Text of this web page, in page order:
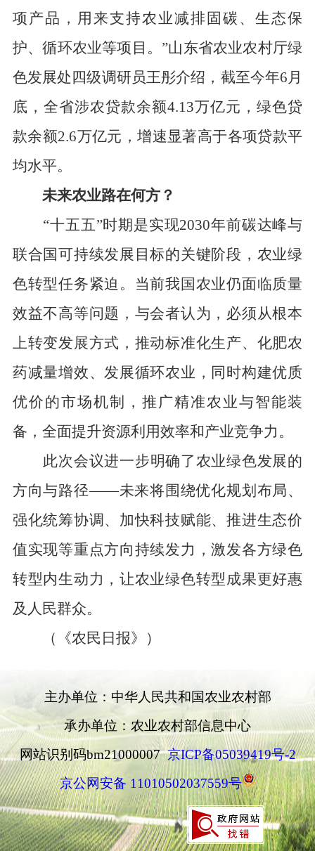
项产品，用来支持农业减排固碳、生态保
护、循环农业等项目。”山东省农业农村厅绿
色发展处四级调研员王彤介绍，截至今年6月
底，全省涉农贷款余额4.13万亿元，绿色贷
款余额2.6万亿元，增速显著高于各项贷款平
均水平。
未来农业路在何方？
“十五五”时期是实现2030年前碳达峰与
联合国可持续发展目标的关键阶段，农业绿
色转型任务紧迫。当前我国农业仍面临质量
效益不高等问题，与会者认为， 必须从根本
上转变发展方式，推动标准化生产、化肥农
药减量增效、发展循环农业，同时构建优质
优价的市场机制，推广精准农业与智能装
备，全面提升资源利用效率和产业竞争力。
此次会议进一步明确了农业绿色发展的
方向与路径——未来将围绕优化规划布局、
强化统筹协调、加快科技赋能、推进生态价
值实现等重点方向持续发力，激发各方绿色
转型内生动力，让农业绿色转型成果更好惠
及人民群众。
（《农民日报》）
主办单位：中华人民共和国农业农村部
承办单位：农业农村部信息中心
网站识别码bm21000007京ICP备05039419号-2
京公网安备 11010502037559号